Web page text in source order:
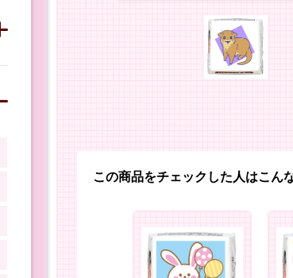
この商品をチェックした人はこん